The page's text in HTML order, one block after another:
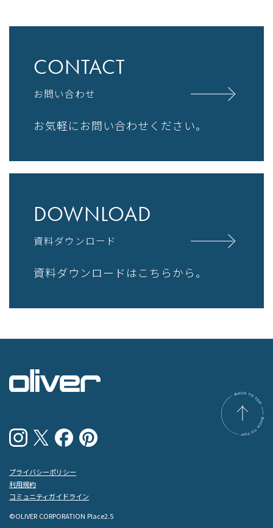
CONTACT
お問い合わせ
お気軽にお問い合わせください。
DOWNLOAD
資料ダウンロード
資料ダウンロードはこちらから。
プライバシーポリシー
利用規約
コミュニティガイドライン
©OLIVER CORPORATION Place2.5